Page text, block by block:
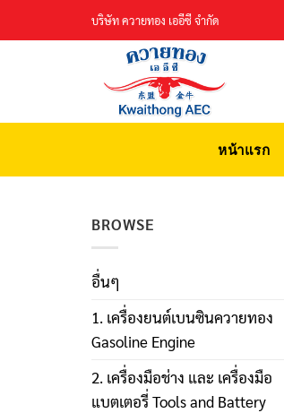
บริษัท ควายทอง เออีซี จำกัด
หน้าแรก
BROWSE
อื่นๆ
1. เครื่องยนต์เบนซินควายทอง
Gasoline Engine
2. เครื่องมือช่าง และ เครื่องมือ
แบตเตอรี่ Tools and Battery